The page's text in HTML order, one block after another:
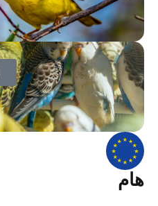
هام